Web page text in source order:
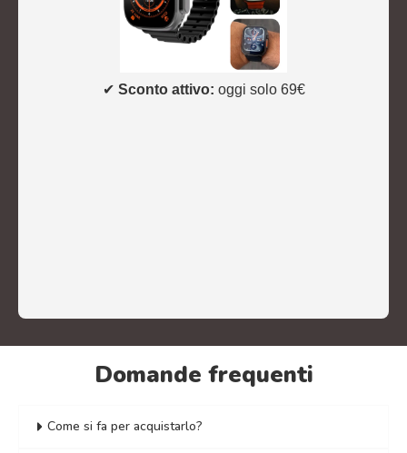
✔ Sconto attivo: oggi solo 69€
Domande frequenti
Come si fa per acquistarlo?